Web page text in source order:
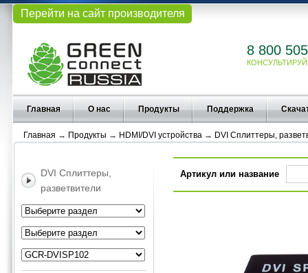
Перейти на сайт производителя
8 800
Главная О нас Продукты Поддержка
Главная → Продукты → HDMI/DVI устройства → DVI Сплиттеры,
DVI Сплиттеры,
разветвители
Артикул или название